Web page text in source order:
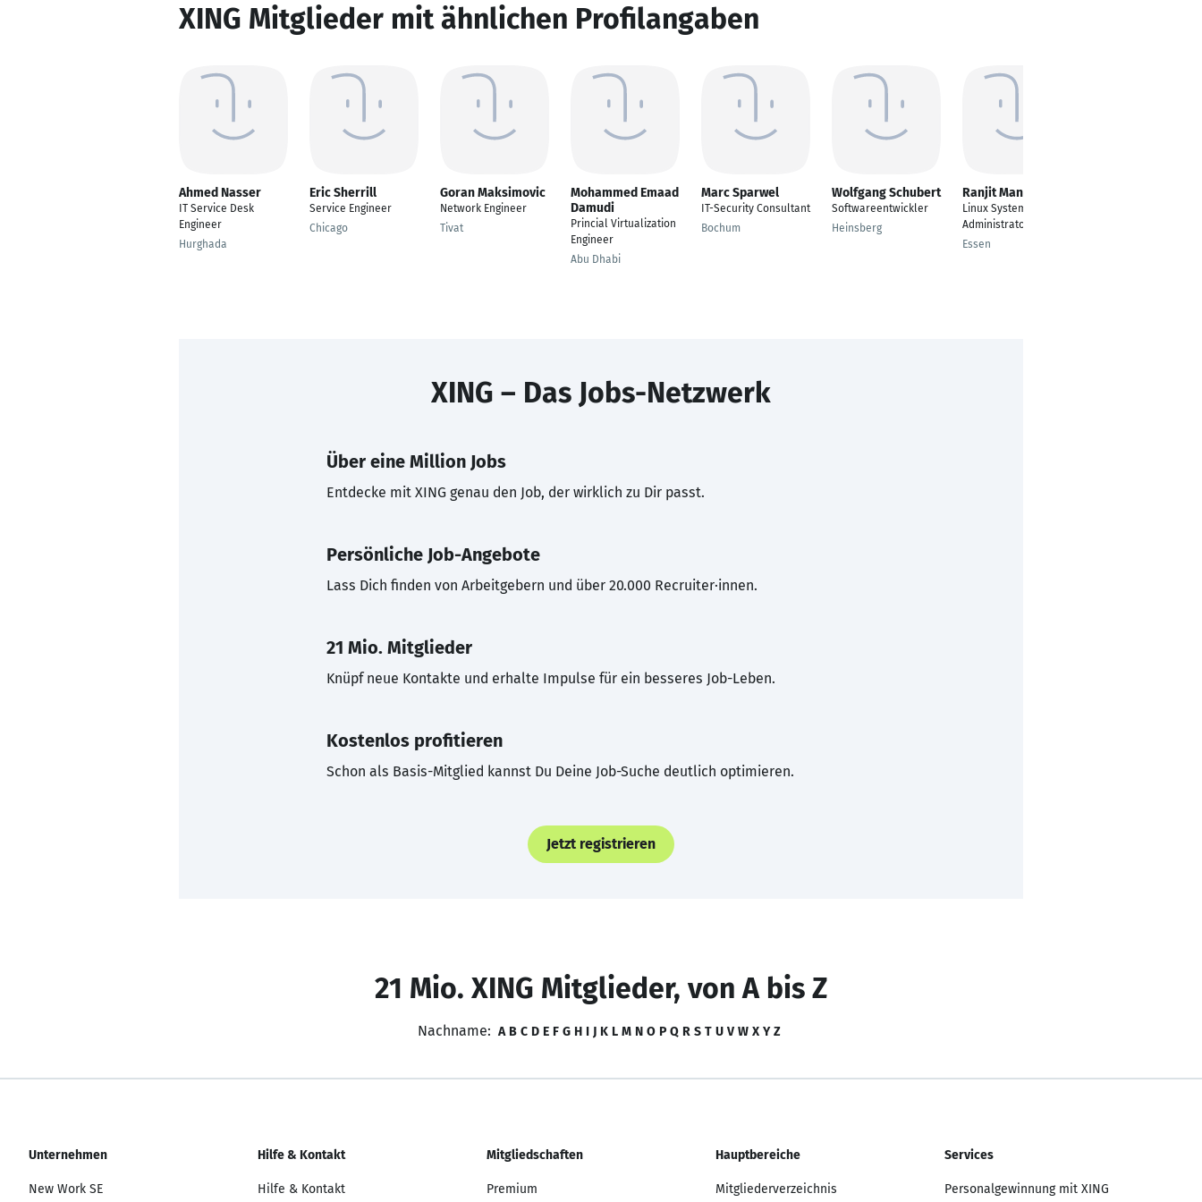
XING Mitglieder mit ähnlichen Profilangaben
Ahmed Nasser
IT Service Desk
Engineer
Hurghada
Eric Sherrill
Service Engineer
Chicago
Goran Maksimovic
Network Engineer
Tivat
Mohammed Emaad
Damudi
Princial Virtualization
Engineer
Abu Dhabi
Marc Sparwel
IT-Security Consultant
Bochum
Wolfgang Schubert
Softwareentwickler
Heinsberg
Ranjit Mandre
Linux Systems
Administrator
Essen
XING – Das Jobs-Netzwerk
Über eine Million Jobs
Entdecke mit XING genau den Job, der wirklich zu Dir passt.
Persönliche Job-Angebote
Lass Dich finden von Arbeitgebern und über 20.000 Recruiter·innen.
21 Mio. Mitglieder
Knüpf neue Kontakte und erhalte Impulse für ein besseres Job-Leben.
Kostenlos profitieren
Schon als Basis-Mitglied kannst Du Deine Job-Suche deutlich optimieren.
Jetzt registrieren
21 Mio. XING Mitglieder, von A bis Z
Nachname: A B C D E F G H I J K L M N O P Q R S T U V W X Y Z
Unternehmen
New Work SE
Hilfe & Kontakt
Hilfe & Kontakt
Mitgliedschaften
Premium
Hauptbereiche
Mitgliederverzeichnis
Services
Personalgewinnung mit XING